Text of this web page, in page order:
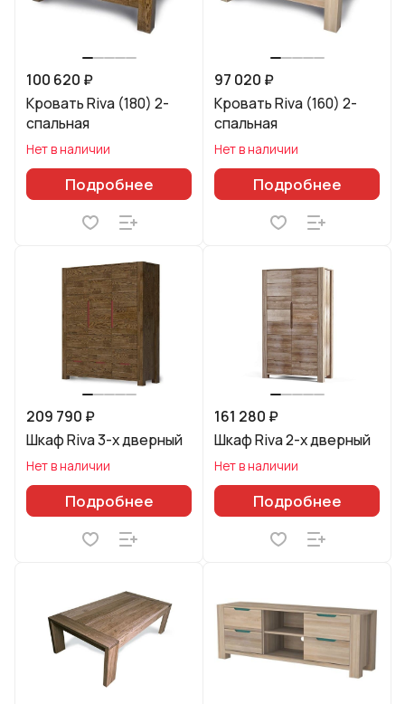
100 620 ₽
Кровать Riva (180) 2-
спальная
Нет в наличии
Подробнее
97 020 ₽
Кровать Riva (160) 2-
спальная
Нет в наличии
Подробнее
209 790 ₽
Шкаф Riva 3-х дверный
Нет в наличии
Подробнее
161 280 ₽
Шкаф Riva 2-х дверный
Нет в наличии
Подробнее